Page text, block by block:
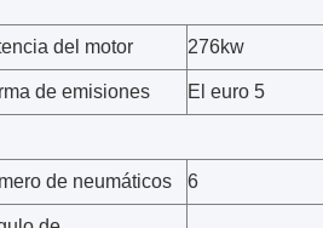
del motor 276kw
de emisiones El euro 5
de neumáticos 6